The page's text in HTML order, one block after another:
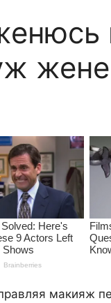
жене
макияж